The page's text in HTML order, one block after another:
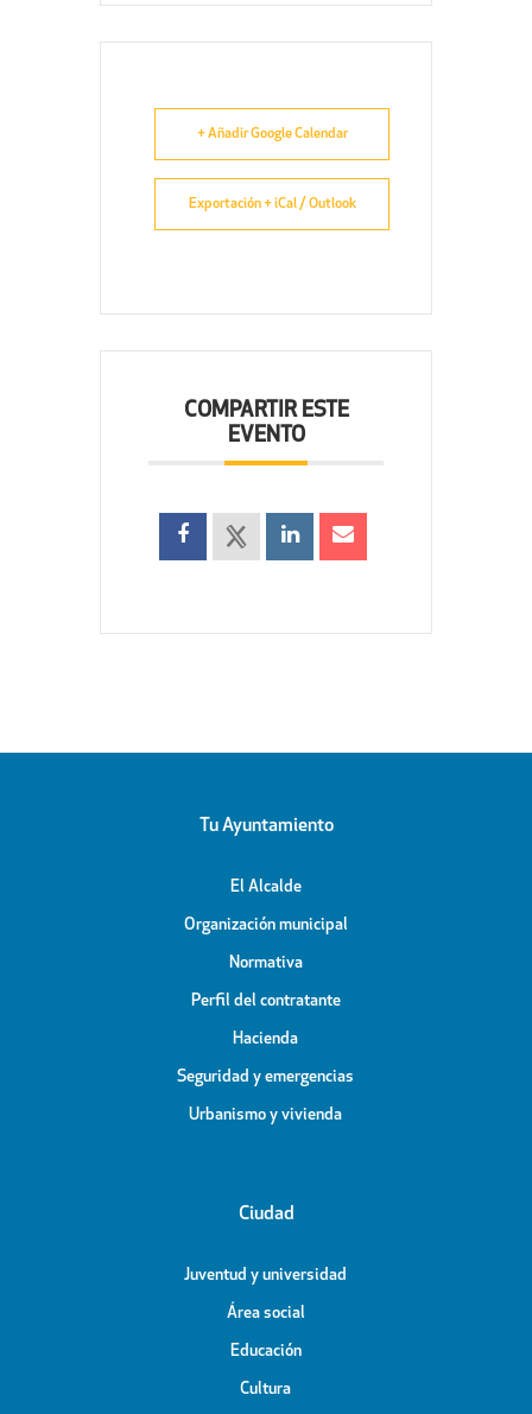
+ Añadir Google Calendar
Exportación + iCal / Outlook
COMPARTIR ESTE
EVENTO
Tu Ayuntamiento
El Alcalde
Organización municipal
Normativa
Perfil del contratante
Hacienda
Seguridad y emergencias
Urbanismo y vivienda
Ciudad
Juventud y universidad
Área social
Educación
Cultura